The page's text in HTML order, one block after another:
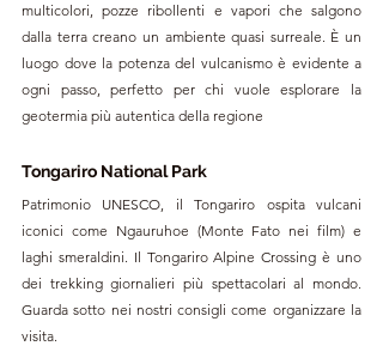
multicolori, pozze ribollenti e vapori che salgono
dalla terra creano un ambiente quasi surreale. È un
luogo dove la potenza del vulcanismo è evidente a
ogni passo, perfetto per chi vuole esplorare la
geotermia più autentica della regione
Tongariro National Park
Patrimonio UNESCO, il Tongariro ospita vulcani
iconici come Ngauruhoe (Monte Fato nei film) e
laghi smeraldini. Il Tongariro Alpine Crossing è uno
dei trekking giornalieri più spettacolari al mondo.
Guarda sotto nei nostri consigli come organizzare la
visita.